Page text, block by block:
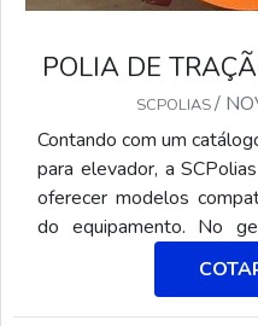
POLIA DE
SCPOLIAS/
Contando com um
para elevador, a
oferecer modelos
do equipamento. No
principal característica
movimento desejado